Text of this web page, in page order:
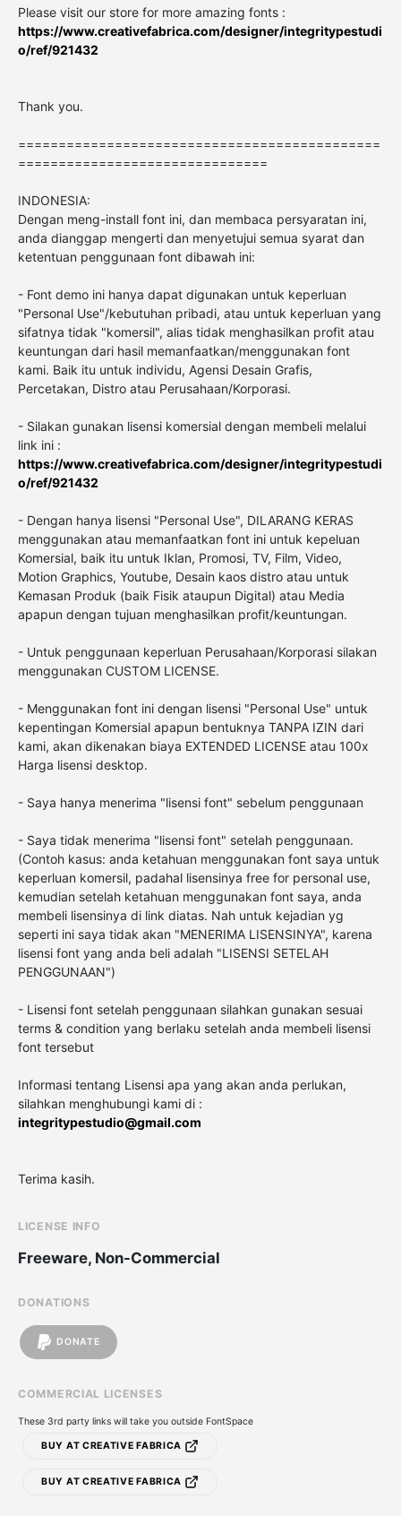
Please visit our store for more amazing fonts :
https://www.creativefabrica.com/designer/integritypestudi
o/ref/921432
Thank you.
=============================================
===============================
INDONESIA:
Dengan meng-install font ini, dan membaca persyaratan ini,
anda dianggap mengerti dan menyetujui semua syarat dan
ketentuan penggunaan font dibawah ini:
- Font demo ini hanya dapat digunakan untuk keperluan
"Personal Use"/kebutuhan pribadi, atau untuk keperluan yang
sifatnya tidak "komersil", alias tidak menghasilkan profit atau
keuntungan dari hasil memanfaatkan/menggunakan font
kami. Baik itu untuk individu, Agensi Desain Grafis,
Percetakan, Distro atau Perusahaan/Korporasi.
- Silakan gunakan lisensi komersial dengan membeli melalui
link ini :
https://www.creativefabrica.com/designer/integritypestudi
o/ref/921432
- Dengan hanya lisensi "Personal Use", DILARANG KERAS
menggunakan atau memanfaatkan font ini untuk kepeluan
Komersial, baik itu untuk Iklan, Promosi, TV, Film, Video,
Motion Graphics, Youtube, Desain kaos distro atau untuk
Kemasan Produk (baik Fisik ataupun Digital) atau Media
apapun dengan tujuan menghasilkan profit/keuntungan.
- Untuk penggunaan keperluan Perusahaan/Korporasi silakan
menggunakan CUSTOM LICENSE.
- Menggunakan font ini dengan lisensi "Personal Use" untuk
kepentingan Komersial apapun bentuknya TANPA IZIN dari
kami, akan dikenakan biaya EXTENDED LICENSE atau 100x
Harga lisensi desktop.
- Saya hanya menerima "lisensi font" sebelum penggunaan
- Saya tidak menerima "lisensi font" setelah penggunaan.
(Contoh kasus: anda ketahuan menggunakan font saya untuk
keperluan komersil, padahal lisensinya free for personal use,
kemudian setelah ketahuan menggunakan font saya, anda
membeli lisensinya di link diatas. Nah untuk kejadian yg
seperti ini saya tidak akan "MENERIMA LISENSINYA", karena
lisensi font yang anda beli adalah "LISENSI SETELAH
PENGGUNAAN")
- Lisensi font setelah penggunaan silahkan gunakan sesuai
terms & condition yang berlaku setelah anda membeli lisensi
font tersebut
Informasi tentang Lisensi apa yang akan anda perlukan,
silahkan menghubungi kami di :
integritypestudio@gmail.com
Terima kasih.
LICENSE INFO
Freeware, Non-Commercial
DONATIONS
DONATE
COMMERCIAL LICENSES
These 3rd party links will take you outside FontSpace
BUY AT CREATIVE FABRICA
BUY AT CREATIVE FABRICA